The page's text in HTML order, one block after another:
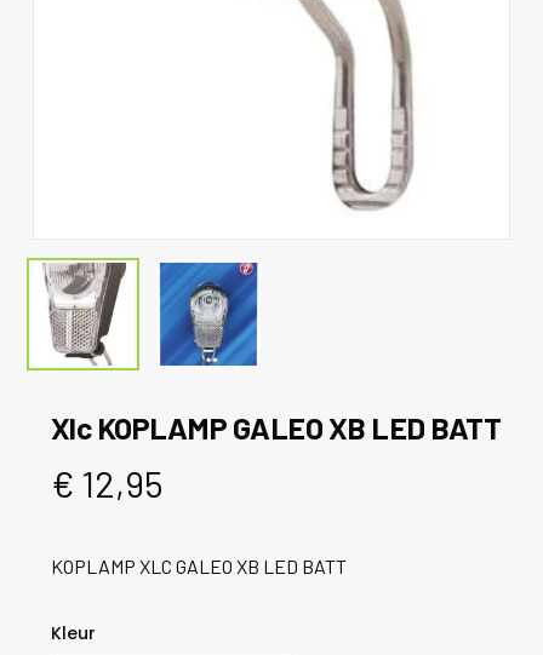
Xlc KOPLAMP GALEO XB LED BATT
€ 12,95
KOPLAMP XLC GALEO XB LED BATT
Kleur